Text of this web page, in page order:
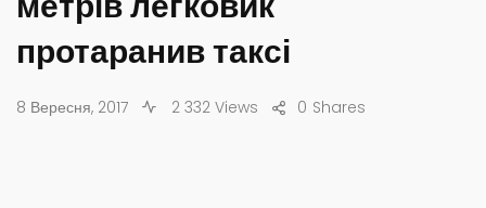
протаранив таксі
8 Вересня, 2017 2 332 Views Shares
0